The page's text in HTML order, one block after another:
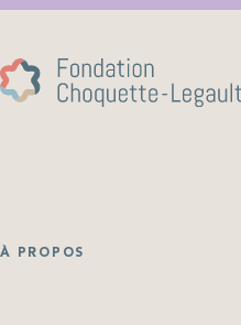
À PROPOS